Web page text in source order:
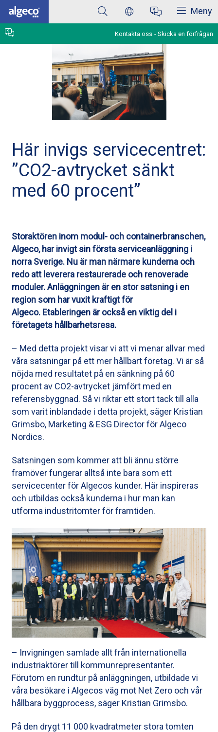
Hoppa
huvudinnehåll
Meny
Kontakta oss Skicka en förfrågan
Här invigs servicecentret:
”CO2-avtrycket sänkt
med 60 procent”
Storaktören inom modul- och containerbranschen,
Algeco, har invigt sin första serviceanläggning i
norra Sverige. Nu är man närmare kunderna och
redo att leverera restaurerade och renoverade
moduler. Anläggningen är en stor satsning i en
region som har vuxit kraftigt för
Algeco. Etableringen är också en viktig del i
företagets hållbarhetsresa.
– Med detta projekt visar vi att vi menar allvar med
våra satsningar på ett mer hållbart företag. Vi är så
nöjda med resultatet på en sänkning på 60
procent av CO2-avtrycket jämfört med en
referensbyggnad. Så vi riktar ett stort tack till alla
som varit inblandade i detta projekt, säger Kristian
Grimsbo, Marketing & ESG Director för Algeco
Nordics.
Satsningen som kommer att bli ännu större
framöver fungerar alltså inte bara som ett
servicecenter för Algecos kunder. Här inspireras
och utbildas också kunderna i hur man kan
utforma industritomter för framtiden.
– Invigningen samlade allt från internationella
industriaktörer till kommunrepresentanter.
Förutom en rundtur på anläggningen, utbildade vi
våra besökare i Algecos väg mot Net Zero och vår
hållbara byggprocess, säger Kristian Grimsbo.
På den drygt 11 000 kvadratmeter stora tomten